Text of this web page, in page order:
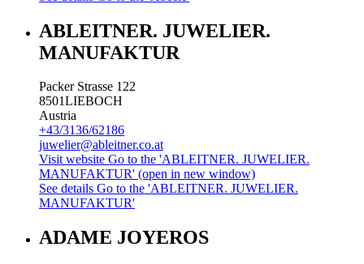
ABLEITNER. JUWELIER.
MANUFAKTUR
Packer Strasse 122
8501LIEBOCH
Austria
+43/3136/62186
juwelier@ableitner.co.at
Visit website Go to the 'ABLEITNER. JUWELIER.
MANUFAKTUR' (open in new window)
See details Go to the 'ABLEITNER. JUWELIER.
MANUFAKTUR'
ADAME JOYEROS